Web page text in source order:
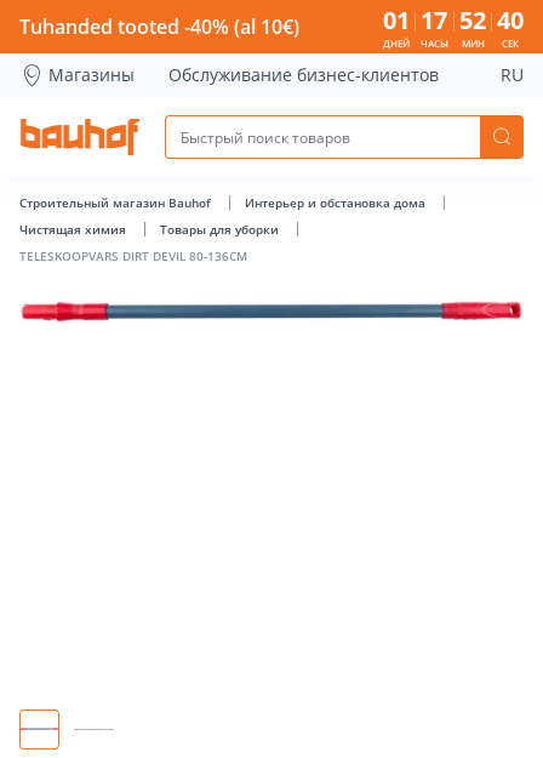
TELESKOOPVARS DIRT DEVIL 80-136CM - Bauhof has loaded
Tuhanded tooted -40% (al 10€) 01
ДНЕЙ
17
ЧАСЫ
52
МИН
40
СЕК
Магазины Обслуживание бизнес-клиентов RU
Строительный магазин Bauhof
Интерьер и обстановка дома
Чистящая химия
Товары для уборки
TELESKOOPVARS DIRT DEVIL 80-136CM